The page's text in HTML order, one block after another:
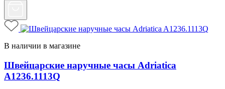
В наличии в магазине
Швейцарские наручные часы Adriatica
A1236.1113Q